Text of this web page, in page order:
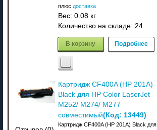
плюс доставка
Вес: 0.08 кг.
Количество на складе: 24
В корзину Подробнее
Картридж CF400A (HP 201A)
Black для HP Color LaserJet
M252/ M274/ M277
совместимый(Код: 13449)
Картридж CF400A (HP 201A) Black для